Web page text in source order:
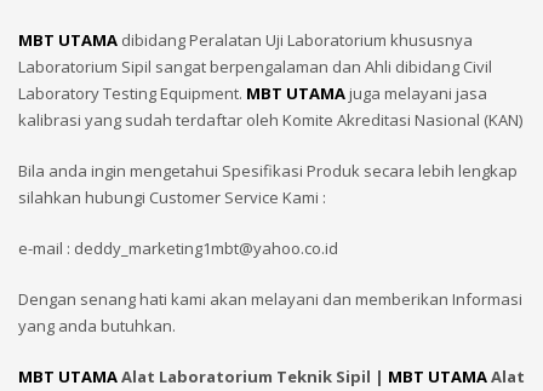
MBT UTAMA dibidang Peralatan Uji Laboratorium khususnya
Laboratorium Sipil sangat berpengalaman dan Ahli dibidang Civil
Laboratory Testing Equipment. MBT UTAMAjuga melayani jasa
kalibrasi yang sudah terdaftar oleh Komite Akreditasi Nasional (KAN)
Bila anda ingin mengetahui Spesifikasi Produk secara lebih lengkap
silahkan hubungi Customer Service Kami :
e-mail : deddy_marketing1mbt@yahoo.co.id
Dengan senang hati kami akan melayani dan memberikan Informasi
yang anda butuhkan.
MBT UTAMAAlat Laboratorium Teknik Sipil | MBT UTAMAAlat